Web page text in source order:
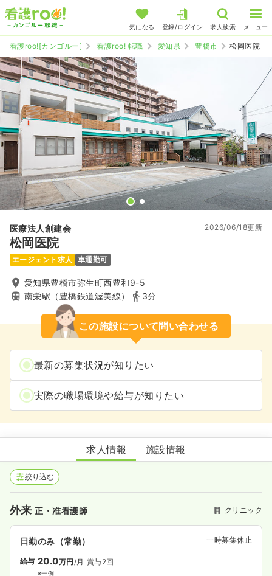
気になる 登録/ログイン 求人検索 メニュー
看護roo![カンゴルー] 看護roo! 転職 愛知県 豊橋市 松岡医院
医療法人創建会
松岡医院
2026/06/18更新
エージェント求人 車通勤可
愛知県豊橋市弥生町西豊和9-5
南栄駅（豊橋鉄道渥美線）
3分
この施設について問い合わせる
最新の募集状況が知りたい
実際の職場環境や給与が知りたい
松岡医院
求人情報 施設情報
絞り込む
外来正・准看護師 クリニック
日勤のみ（常勤） 一時募集休止
給与 20.0万円/月 賞与2回
※一例